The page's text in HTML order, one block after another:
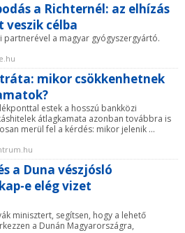
a Richternél: az elhízás
veszik célba
a magyar gyógyszergyártó.
mikor csökkenhetnek
estek a hosszú bankközi
átlagkamata azonban továbbra is
merül fel a kérdés: mikor jelenik ...
a Duna vészjósló
e elég vizet
minisztert, segítsen, hogy a lehető
a Dunán Magyarországra,